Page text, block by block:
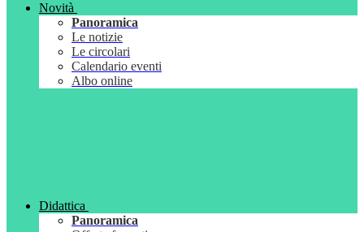
Novità
Panoramica
Le notizie
Le circolari
Calendario eventi
Albo online
Didattica
Panoramica